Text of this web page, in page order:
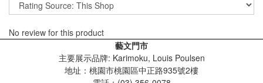
No review for this product
藝文門市
主要展示品牌: Karimoku, Louis Poulsen
地址：桃園市桃園區中正路935號2樓